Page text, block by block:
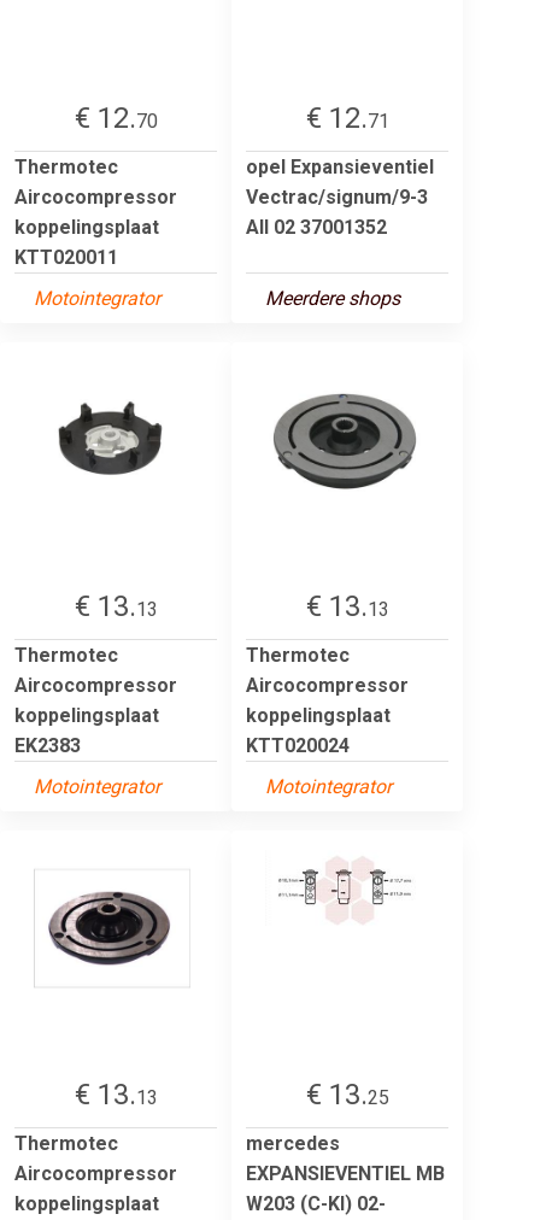
€ 12.70
Thermotec
Aircocompressor
koppelingsplaat
KTT020011
Motointegrator
€ 12.71
opel Expansieventiel
Vectrac/signum/9-3
All 02 37001352
Meerdere shops
€ 13.13
Thermotec
Aircocompressor
koppelingsplaat
EK2383
Motointegrator
€ 13.13
Thermotec
Aircocompressor
koppelingsplaat
KTT020024
Motointegrator
€ 13.13
Thermotec
Aircocompressor
koppelingsplaat
€ 13.25
mercedes
EXPANSIEVENTIEL MB
W203 (C-Kl) 02-